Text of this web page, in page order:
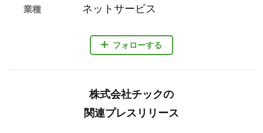
フォローする
業種 ネットサービス
株式会社チックの
関連プレスリリース